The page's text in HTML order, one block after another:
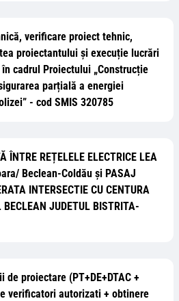
verificare proiect tehnic,
proiectantului și execuție lucrări
cadrul Proiectului „Construcție
parțială a energiei
- cod SMIS 320785
ÎNTRE REȚELELE ELECTRICE LEA
Beclean-Coldău și PASAJ
INTERSECTIE CU CENTURA
JUDETUL BISTRITA-
proiectare (PT+DE+DTAC +
verificatori autorizati + obtinere